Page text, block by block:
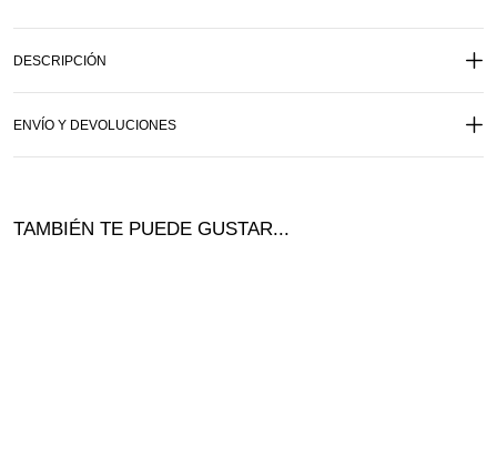
DESCRIPCIÓN
ENVÍO Y DEVOLUCIONES
TAMBIÉN TE PUEDE GUSTAR...